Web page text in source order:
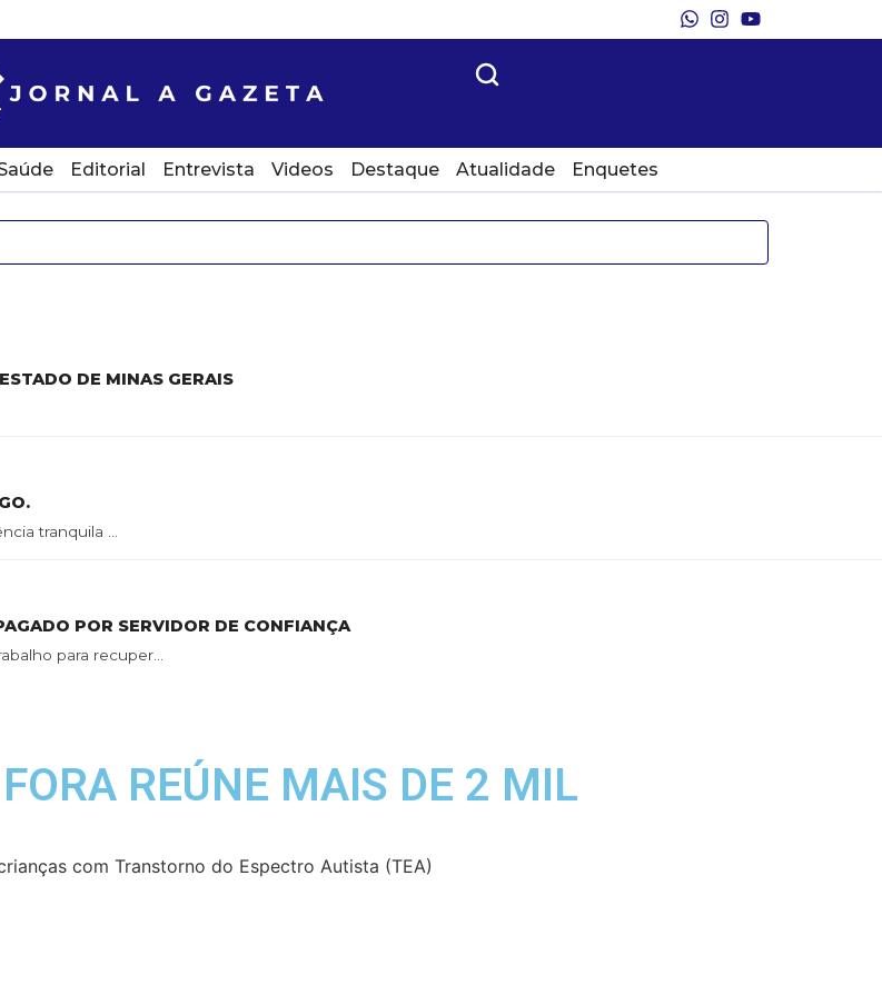
Editorial Entrevista Videos Destaque Atualidade Enquetes
DE MINAS GERAIS
tranquila ...
POR SERVIDOR DE CONFIANÇA
para recuper...
REÚNE MAIS DE 2 MIL
com Transtorno do Espectro Autista (TEA)